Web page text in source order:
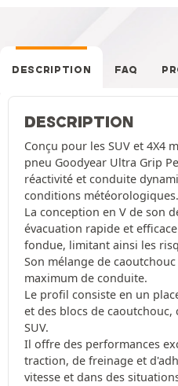
DESCRIPTION FAQ
DESCRIPTION
Conçu pour les SUV et 4X4
pneu Goodyear Ultra Grip
réactivité et conduite
conditions météorologiques.
La conception en V de son
évacuation rapide et
fondue, limitant ainsi les
Son mélange de
maximum de conduite.
Le profil consiste en un
et des blocs de
SUV.
Il offre des performances
traction, de freinage et
vitesse et dans des